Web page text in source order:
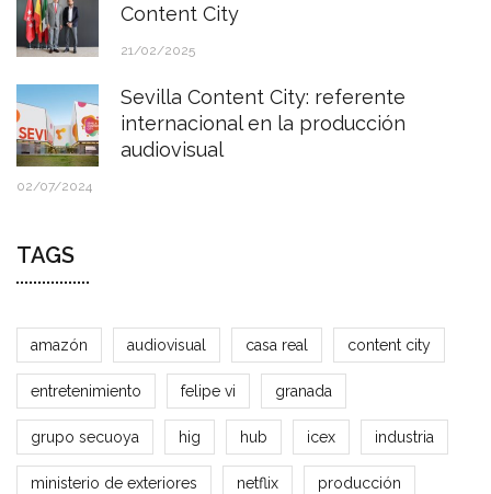
Content City
21/02/2025
Sevilla Content City: referente
internacional en la producción
audiovisual
02/07/2024
TAGS
amazón audiovisual casa real content city
entretenimiento felipe vi granada
grupo secuoya hig hub icex industria
ministerio de exteriores netflix producción